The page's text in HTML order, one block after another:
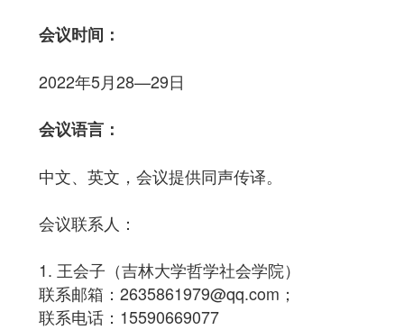
会议时间：
2022年5月28—29日
会议语言：
中文、英文，会议提供同声传译。
会议联系人：
1. 王会子（吉林大学哲学社会学院）
联系邮箱：2635861979@qq.com；
联系电话：15590669077